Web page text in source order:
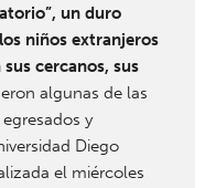
un duro
niños extranjeros
cercanos, sus
algunas de las
y
Diego
el miércoles